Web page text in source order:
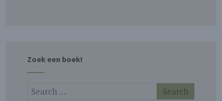
Zoek een boek!